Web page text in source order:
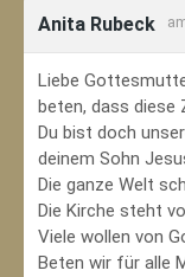
Anita Rubeck
Liebe
beten, dass diese
Du bist doch
deinem Sohn
Die ganze Welt
Die Kirche steht
Viele wollen von
Beten wir für alle